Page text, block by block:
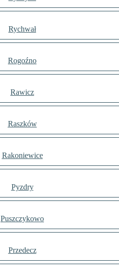
Rychwał
Rogoźno
Rawicz
Raszków
Rakoniewice
Pyzdry
Puszczykowo
Przedecz